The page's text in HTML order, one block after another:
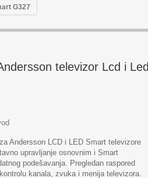
G327
televizor Lcd i Led
Andersson LCD i LED Smart televizore
upravljanje osnovnim i Smart
podešavanja. Pregledan raspored
kanala, zvuka i menija televizora.